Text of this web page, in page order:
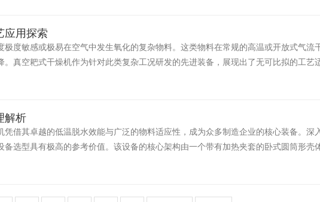
应用探索
度敏感或极易在空气中发生氧化的复杂物料。这类物料在常规的高温或开放式气流
真空耙式干燥机作为针对此类复杂工况研发的先进装备，展现出了无可比拟的工艺
解析
借其卓越的低温脱水效能与广泛的物料适应性，成为众多制造企业的核心装备。深
选型具有极高的参考价值。该设备的核心架构由一个带有加热夹套的卧式圆筒形壳